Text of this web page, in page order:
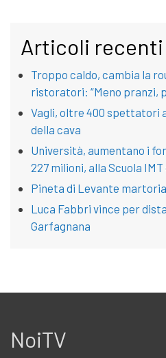
Articoli recenti
Troppo caldo, cambia la
ristoratori: “Meno pranzi,
Vagli, oltre 400 spettatori
della cava
Università, aumentano i
227 milioni, alla Scuola
Pineta di Levante
Luca Fabbri vince per
Garfagnana
NoiTV